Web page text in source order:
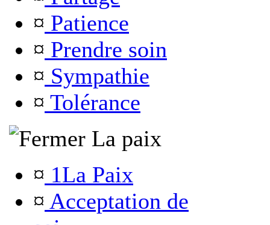
¤ Patience
¤ Prendre soin
¤ Sympathie
¤ Tolérance
La paix
¤ 1La Paix
¤ Acceptation de